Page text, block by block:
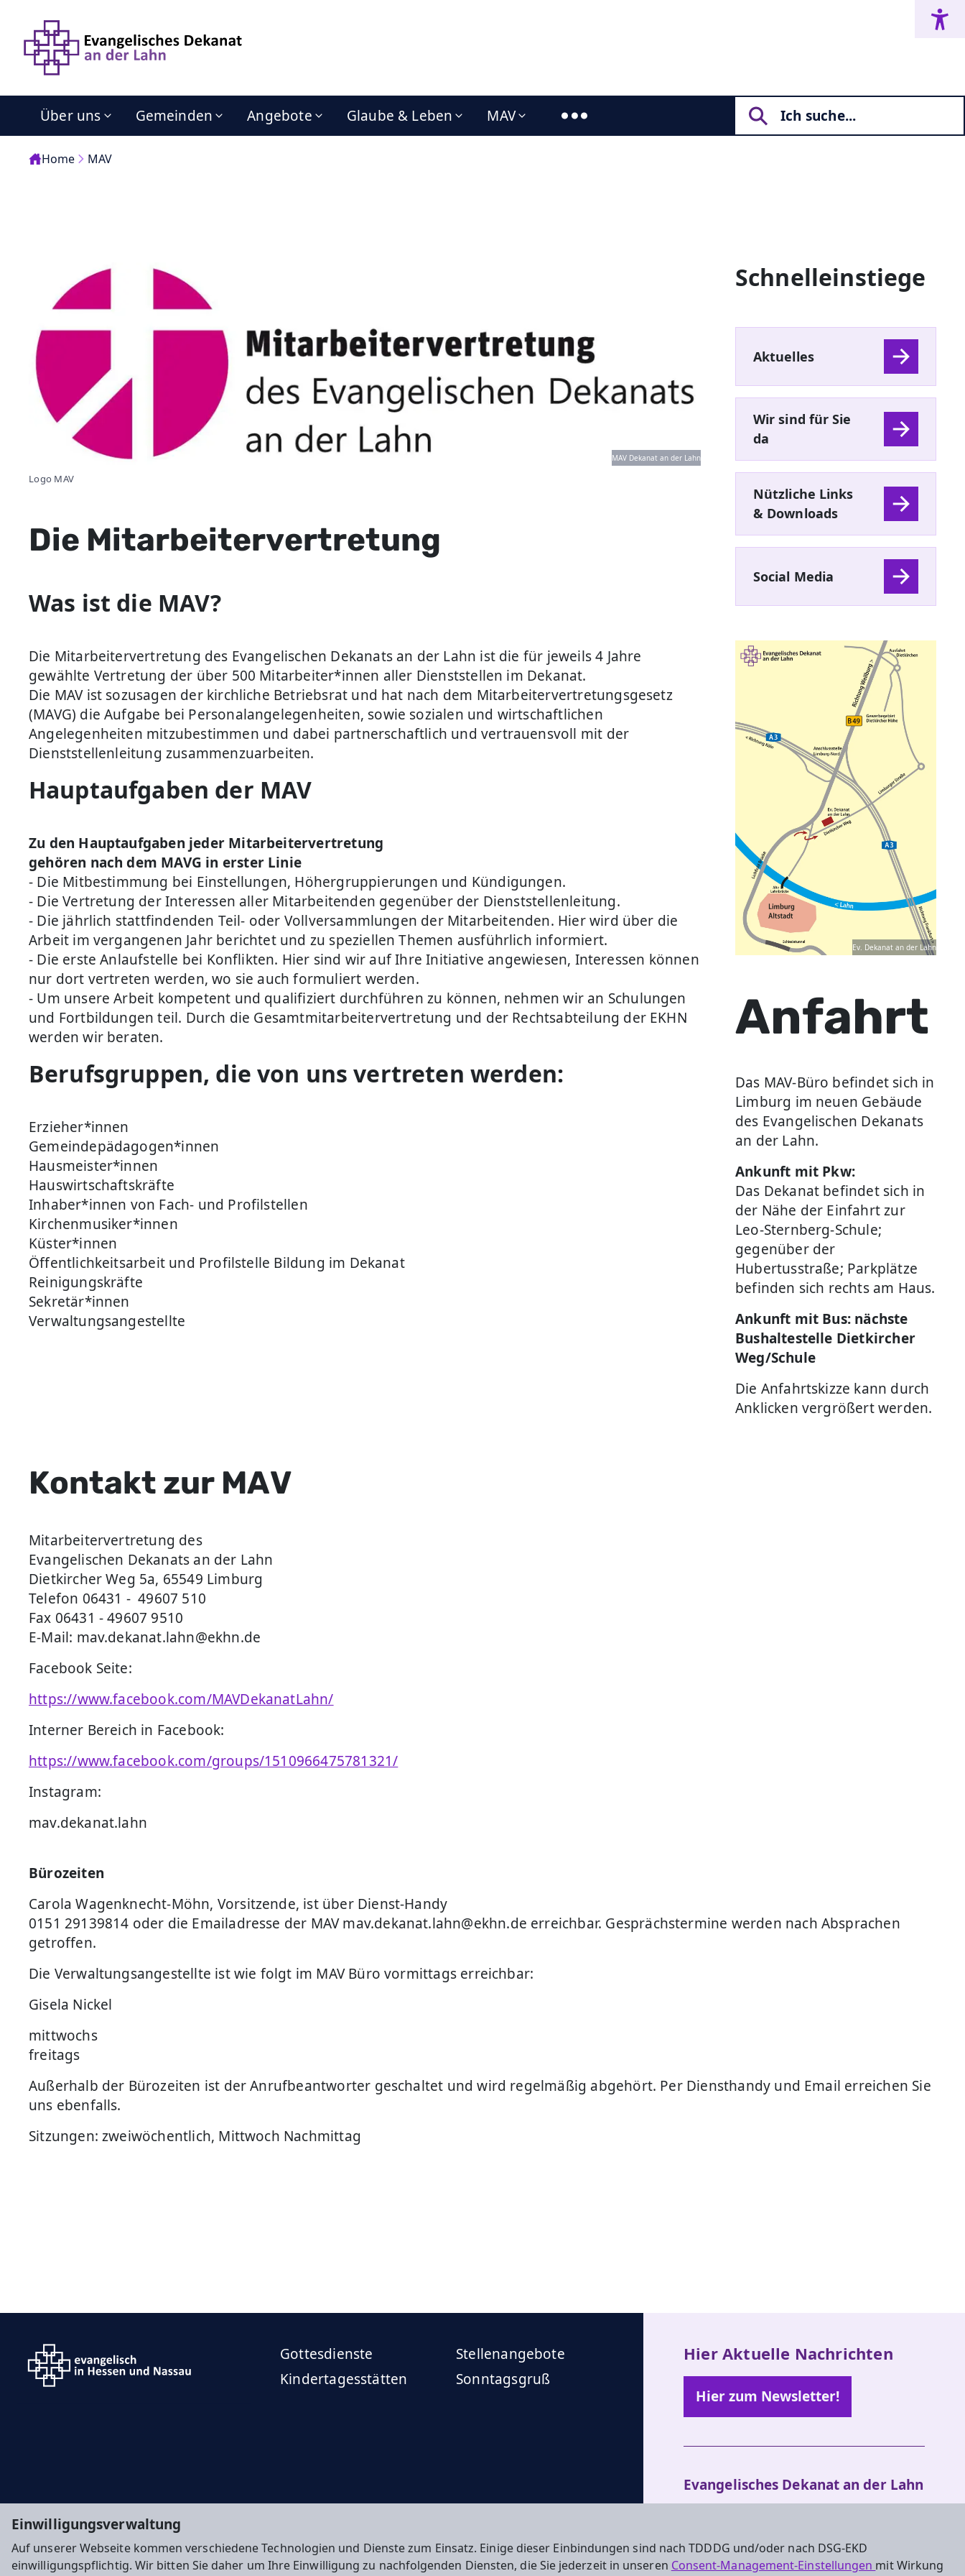
Einwilligungsverwaltung
Auf unserer Webseite kommen verschiedene Technologien und Dienste zum Einsatz. Einige dieser Einbindungen sind nach TDDDG und/oder nach DSG-EKD
einwilligungspflichtig. Wir bitten Sie daher um Ihre Einwilligung zu nachfolgenden Diensten, die Sie jederzeit in unseren Consent-Management-Einstellungen mit Wirkung
Über uns Gemeinden Angebote Glaube & Leben MAV
Home MAV
MAV Dekanat an der Lahn
Logo MAV
Die Mitarbeitervertretung
Was ist die MAV?
Die Mitarbeitervertretung des Evangelischen Dekanats an der Lahn ist die für jeweils 4 Jahre
gewählte Vertretung der über 500 Mitarbeiter*innen aller Dienststellen im Dekanat.
Die MAV ist sozusagen der kirchliche Betriebsrat und hat nach dem Mitarbeitervertretungsgesetz
(MAVG) die Aufgabe bei Personalangelegenheiten, sowie sozialen und wirtschaftlichen
Angelegenheiten mitzubestimmen und dabei partnerschaftlich und vertrauensvoll mit der
Dienststellenleitung zusammenzuarbeiten.
Hauptaufgaben der MAV
Zu den Hauptaufgaben jeder Mitarbeitervertretung
gehören nach dem MAVG in erster Linie
- Die Mitbestimmung bei Einstellungen, Höhergruppierungen und Kündigungen.
- Die Vertretung der Interessen aller Mitarbeitenden gegenüber der Dienststellenleitung.
- Die jährlich stattfindenden Teil- oder Vollversammlungen der Mitarbeitenden. Hier wird über die
Arbeit im vergangenen Jahr berichtet und zu speziellen Themen ausführlich informiert.
- Die erste Anlaufstelle bei Konflikten. Hier sind wir auf Ihre Initiative angewiesen, Interessen können
nur dort vertreten werden, wo sie auch formuliert werden.
- Um unsere Arbeit kompetent und qualifiziert durchführen zu können, nehmen wir an Schulungen
und Fortbildungen teil. Durch die Gesamtmitarbeitervertretung und der Rechtsabteilung der EKHN
werden wir beraten.
Berufsgruppen, die von uns vertreten werden:
Erzieher*innen
Gemeindepädagogen*innen
Hausmeister*innen
Hauswirtschaftskräfte
Inhaber*innen von Fach- und Profilstellen
Kirchenmusiker*innen
Küster*innen
Öffentlichkeitsarbeit und Profilstelle Bildung im Dekanat
Reinigungskräfte
Sekretär*innen
Verwaltungsangestellte
Schnelleinstiege
Aktuelles
Wir sind für Sie
da
Nützliche Links
& Downloads
Social Media
Ev. Dekanat an der Lahn
Anfahrt
Das MAV-Büro befindet sich in
Limburg im neuen Gebäude
des Evangelischen Dekanats
an der Lahn.
Ankunft mit Pkw:
Das Dekanat befindet sich in
der Nähe der Einfahrt zur
Leo-Sternberg-Schule;
gegenüber der
Hubertusstraße; Parkplätze
befinden sich rechts am Haus.
Ankunft mit Bus: nächste
Bushaltestelle Dietkircher
Weg/Schule
Die Anfahrtskizze kann durch
Anklicken vergrößert werden.
Kontakt zur MAV
Mitarbeitervertretung des
Evangelischen Dekanats an der Lahn
Dietkircher Weg 5a, 65549 Limburg
Telefon 06431 - 49607 510
Fax 06431 - 49607 9510
E-Mail: mav.dekanat.lahn@ekhn.de
Facebook Seite:
https://www.facebook.com/MAVDekanatLahn/
Interner Bereich in Facebook:
https://www.facebook.com/groups/1510966475781321/
Instagram:
mav.dekanat.lahn
Bürozeiten
Carola Wagenknecht-Möhn, Vorsitzende, ist über Dienst-Handy
0151 29139814 oder die Emailadresse der MAV mav.dekanat.lahn@ekhn.de erreichbar. Gesprächstermine werden nach Absprachen
getroffen.
Die Verwaltungsangestellte ist wie folgt im MAV Büro vormittags erreichbar:
Gisela Nickel
mittwochs
freitags
Außerhalb der Bürozeiten ist der Anrufbeantworter geschaltet und wird regelmäßig abgehört. Per Diensthandy und Email erreichen Sie
uns ebenfalls.
Sitzungen: zweiwöchentlich, Mittwoch Nachmittag
Gottesdienste
Kindertagesstätten
Stellenangebote
Sonntagsgruß
Hier Aktuelle Nachrichten
Hier zum Newsletter!
Evangelisches Dekanat an der Lahn
Dietkircher Weg 5a
Tel. : 06431/496070